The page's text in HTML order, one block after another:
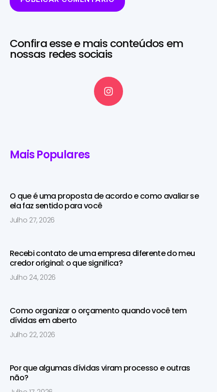
Confira esse e mais conteúdos em
nossas redes sociais
Mais Populares
O que é uma proposta de acordo e como avaliar se
ela faz sentido para você
Julho 27, 2026
Recebi contato de uma empresa diferente do meu
credor original: o que significa?
Julho 24, 2026
Como organizar o orçamento quando você tem
dívidas em aberto
Julho 22, 2026
Por que algumas dívidas viram processo e outras
não?